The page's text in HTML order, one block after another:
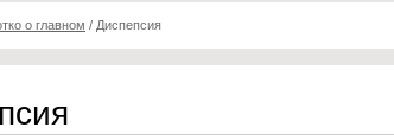
о главном / Диспепсия